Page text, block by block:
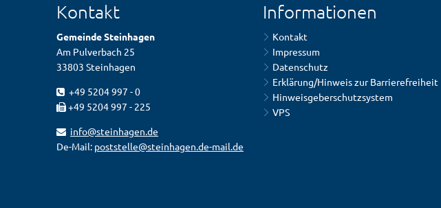
Kontakt
Gemeinde Steinhagen
Am Pulverbach 25
33803 Steinhagen
+49 5204 997 - 0
+49 5204 997 - 225
info@steinhagen.de
De-Mail: poststelle@steinhagen.de-mail.de
Informationen
Kontakt
Impressum
Datenschutz
Erklärung/Hinweis zur Barrierefreiheit
Hinweisgeberschutzsystem
VPS